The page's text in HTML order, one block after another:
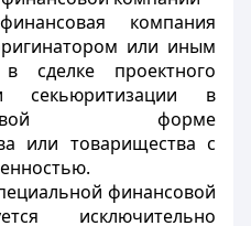
компания
или иным
сделке проектного
секьюритизации в
правовой форме
или товарищества с
финансовой
исключительно